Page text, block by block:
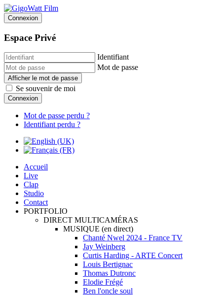
Connexion
Espace Privé
Identifiant
Mot de passe
Afficher le mot de passe
Se souvenir de moi
Connexion
Mot de passe perdu ?
Identifiant perdu ?
Accueil
Live
Clap
Studio
Contact
PORTFOLIO
DIRECT MULTICAMÉRAS
MUSIQUE (en direct)
Chanté Nwel 2024 - France TV
Jay Weinberg
Curtis Harding - ARTE Concert
Louis Bertignac
Thomas Dutronc
Elodie Frégé
Ben l'oncle soul